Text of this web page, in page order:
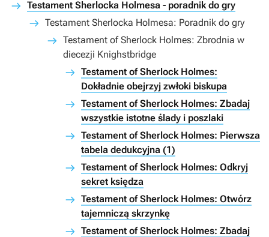
Testament Sherlocka Holmesa - poradnik do gry
Testament Sherlocka Holmesa: Poradnik do gry
Testament of Sherlock Holmes: Zbrodnia w
diecezji Knighstbridge
Testament of Sherlock Holmes:
Dokładnie obejrzyj zwłoki biskupa
Testament of Sherlock Holmes: Zbadaj
wszystkie istotne ślady i poszlaki
Testament of Sherlock Holmes: Pierwsza
tabela dedukcyjna (1)
Testament of Sherlock Holmes: Odkryj
sekret księdza
Testament of Sherlock Holmes: Otwórz
tajemniczą skrzynkę
Testament of Sherlock Holmes: Zbadaj